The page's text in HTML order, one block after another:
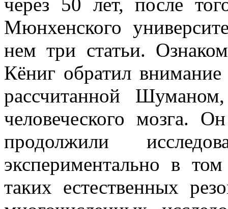
Мюнхенского
нем три статьи.
Кёниг обратил
рассчитанной
человеческого мозга.
продолжили
экспериментально в
таких естественных